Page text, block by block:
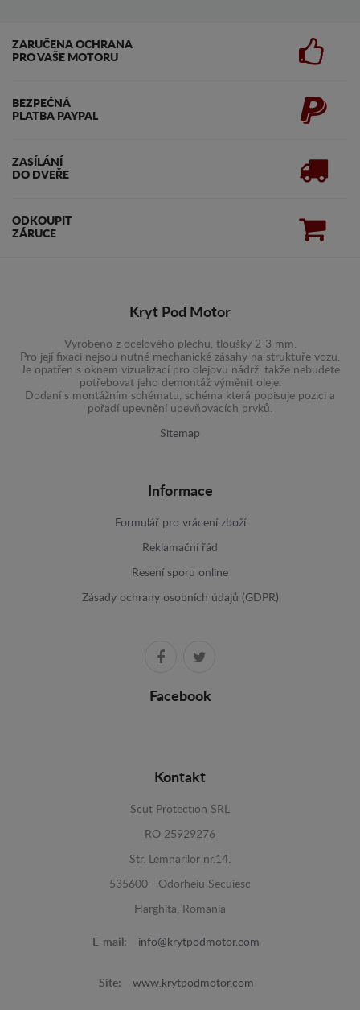
ZARUČENA OCHRANA
PRO VAŠE MOTORU
BEZPEČNÁ
PLATBA PAYPAL
ZASÍLÁNÍ
DO DVEŘE
ODKOUPIT
ZÁRUCE
Kryt Pod Motor
Vyrobeno z ocelového plechu, tloušky 2-3 mm.
Pro její fixaci nejsou nutné mechanické zásahy na struktuře vozu.
Je opatřen s oknem vizualizací pro olejovu nádrž, takže nebudete
potřebovat jeho demontáž výměnit oleje.
Dodaní s montážním schématu, schéma která popisuje pozici a
pořadí upevnění upevňovacích prvků.
Sitemap
Informace
Formulář pro vrácení zboží
Reklamační řád
Resení sporu online
Zásady ochrany osobních údajů (GDPR)
Facebook
Kontakt
Scut Protection SRL
RO 25929276
Str. Lemnarilor nr.14.
535600 - Odorheiu Secuiesc
Harghita, Romania
E-mail: info@krytpodmotor.com
Site: www.krytpodmotor.com